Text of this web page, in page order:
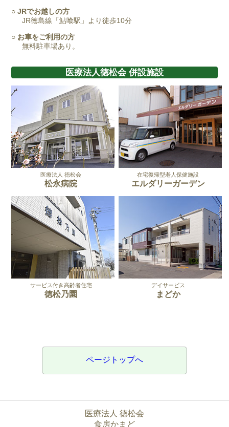
○ JRでお越しの方
JR徳島線「鮎喰駅」より徒歩10分
○ お車をご利用の方
無料駐車場あり。
医療法人徳松会 併設施設
医療法人 徳松会
松永病院
在宅復帰型老人保健施設
エルダリーガーデン
サービス付き高齢者住宅
徳松乃園
デイサービス
まどか
ページトップへ
医療法人 徳松会
食房かまど